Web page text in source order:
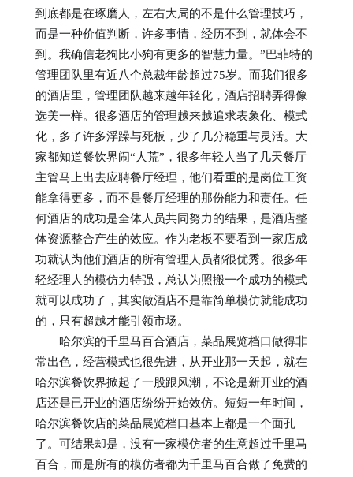
到底都是在琢磨人，左右大局的不是什么管理技巧，
而是一种价值判断，许多事情，经历不到，就体会不
到。我确信老狗比小狗有更多的智慧力量。”巴菲特的
管理团队里有近八个总裁年龄超过75岁。而我们很多
的酒店里，管理团队越来越年轻化，酒店招聘弄得像
选美一样。很多酒店的管理越来越追求表象化、模式
化，多了许多浮躁与死板，少了几分稳重与灵活。大
家都知道餐饮界闹“人荒”，很多年轻人当了几天餐厅
主管马上出去应聘餐厅经理，他们看重的是岗位工资
能拿得更多，而不是餐厅经理的那份能力和责任。任
何酒店的成功是全体人员共同努力的结果，是酒店整
体资源整合产生的效应。作为老板不要看到一家店成
功就认为他们酒店的所有管理人员都很优秀。很多年
轻经理人的模仿力特强，总认为照搬一个成功的模式
就可以成功了，其实做酒店不是靠简单模仿就能成功
的，只有超越才能引领市场。
哈尔滨的千里马百合酒店，菜品展览档口做得非
常出色，经营模式也很先进，从开业那一天起，就在
哈尔滨餐饮界掀起了一股跟风潮，不论是新开业的酒
店还是已开业的酒店纷纷开始效仿。短短一年时间，
哈尔滨餐饮店的菜品展览档口基本上都是一个面孔
了。可结果却是，没有一家模仿者的生意超过千里马
百合，而是所有的模仿者都为千里马百合做了免费的